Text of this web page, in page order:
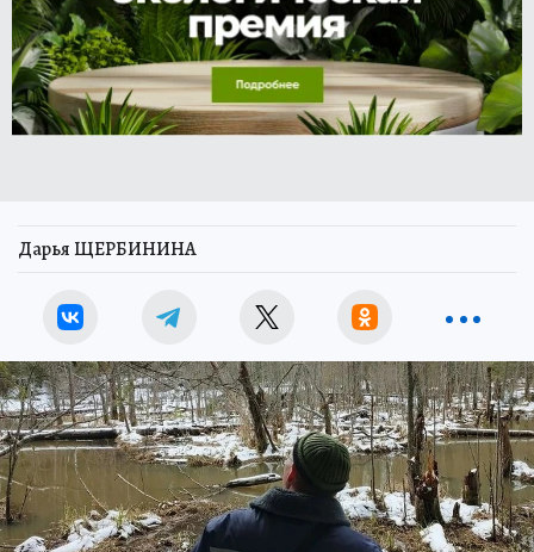
Дарья ЩЕРБИНИНА